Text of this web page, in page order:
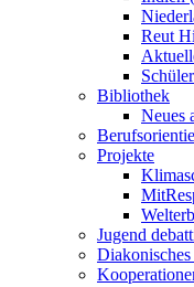
Reut
Bibliothek
Neues
Projekte
Jugend